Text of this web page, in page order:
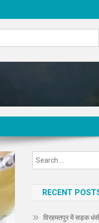
RECENT
विरहमतपुर में सड़क